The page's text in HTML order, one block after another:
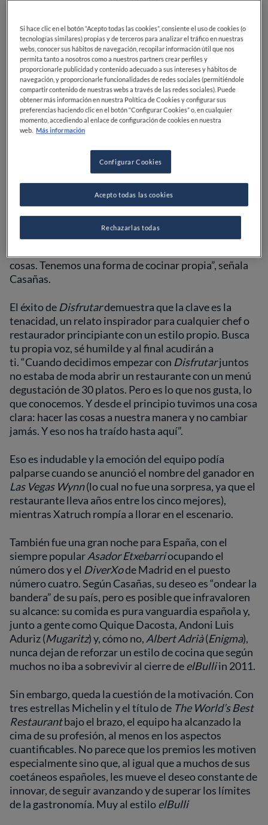
Las cosas podrían haber sido muy diferentes para
Disfrutar, el restaurante de Barcelona elegido como el
mejor del mundo de 2024 porThe World’s 50 Best
Restaurantsen una flamante ceremonia en el fragor
de Las Vegas. “Cuando abrimos, hace diez años,
empezamos ofreciendo un pequeño menú de unos 65
tres chefs que componen el equipo al frente del
restaurante, situado en el Eixample, junto a
Castro y Eduard Xatruch.
Esto cambió rápidamente. Al fin y al cabo, hablamos
de los tres chefs que dirigíanelBulli
restaurante vanguardista catalán. “No tardamos en
cosas. Tenemos una forma de cocinar propia”, señala
Casañas.
El éxito de Disfrutardemuestra que la clave es la
tenacidad, un relato inspirador para cualquier chef o
restaurador principiante con un estilo propio. Busca
tu propia voz, sé humilde y al final acudirán a
ti. “Cuando decidimos empezar con Disfrutarjuntos
no estaba de moda abrir un restaurante con un menú
degustación de 30 platos. Pero es lo que nos gusta, lo
que conocemos. Y desde el principio tuvimos una cosa
clara: hacer las cosas a nuestra manera y no cambiar
jamás. Y eso nos ha traído hasta aquí”.
Eso es indudable y la emoción del equipo podía
palparse cuando se anunció el nombre del ganador en
Las Vegas Wynn(lo cual no fue una sorpresa, ya que el
restaurante lleva años entre los cinco mejores),
mientras Xatruch rompía a llorar en el escenario.
También fue una gran noche para España, con el
siempre popularAsador Etxebarriocupando el
número dos y el DiverXode Madrid en el puesto
número cuatro. Según Casañas, su deseo es “ondear la
bandera” de su país, pero es posible que infravaloren
su alcance: su comida es pura vanguardia española y,
junto a gente como Quique Dacosta, Andoni Luis
Aduriz (Mugaritz) y, cómo no, Albert Adrià(Enigma),
nunca dejan de reforzar un estilo de cocina que según
muchos no iba a sobrevivir al cierre deelBulliin 2011.
Sin embargo, queda la cuestión de la motivación. Con
tres estrellas Michelin y el título de The World’s Best
Restaurantbajo el brazo, el equipo ha alcanzado la
cima de su profesión, al menos en los aspectos
cuantificables. No parece que los premios les motiven
especialmente sino que, al igual que a muchos de sus
coetáneos españoles, les mueve el deseo constante de
innovar, de seguir avanzando y de superar los límites
de la gastronomía. Muy al estiloelBulli
Si hace clic en el botón “Acepto todas las cookies”, consiente el uso de cookies (o
tecnologías similares) propias y de terceros para analizar el tráfico en nuestras
webs, conocer sus hábitos de navegación, recopilar información útil que nos
permita tanto a nosotros como a nuestros partners crear perfiles y
proporcionarle publicidad y contenido adecuado a sus intereses y hábitos de
navegación, y proporcionarle funcionalidades de redes sociales (permitiéndole
compartir contenido de nuestras webs a través de las redes sociales). Puede
obtener más información en nuestra Política de Cookies y configurar sus
preferencias haciendo clic en el botón “Configurar Cookies” o, en cualquier
momento, accediendo al enlace de configuración de cookies en nuestra
web. Más información
Configurar Cookies
Rechazarlas todas
Acepto todas las cookies